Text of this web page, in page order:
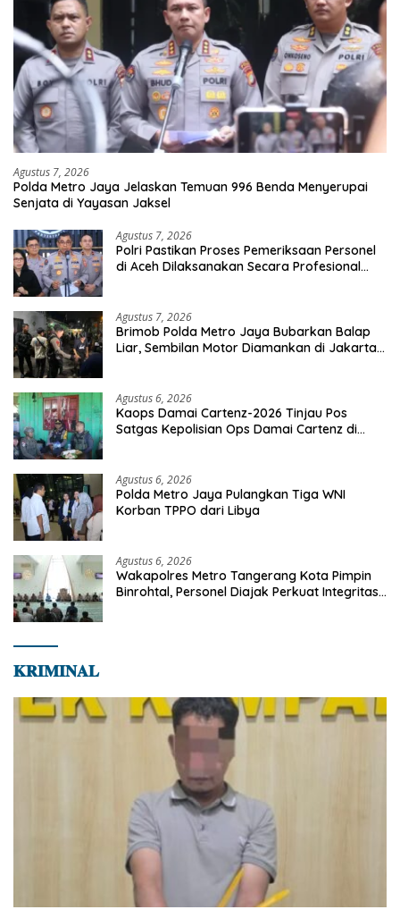
Agustus 7, 2026
Polda Metro Jaya Jelaskan Temuan 996 Benda Menyerupai
Senjata di Yayasan Jaksel
Agustus 7, 2026
Polri Pastikan Proses Pemeriksaan Personel
di Aceh Dilaksanakan Secara Profesional
Agustus 7, 2026
Brimob Polda Metro Jaya Bubarkan Balap
Liar, Sembilan Motor Diamankan di Jakarta
Agustus 6, 2026
Kaops Damai Cartenz-2026 Tinjau Pos
Satgas Kepolisian Ops Damai Cartenz di
Agustus 6, 2026
Polda Metro Jaya Pulangkan Tiga WNI
Korban TPPO dari Libya
Agustus 6, 2026
Wakapolres Metro Tangerang Kota Pimpin
Binrohtal, Personel Diajak Perkuat Integritas
𝐊𝐑𝐈𝐌𝐈𝐍𝐀𝐋